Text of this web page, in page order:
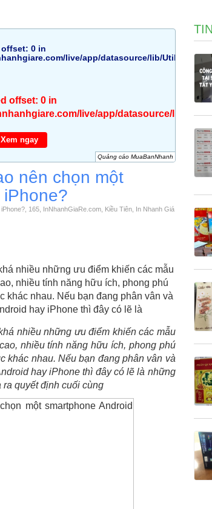
0 in
live/app/datasource/lib/Util.php
offset: 0 in
live/app/datasource/lib/
Xem ngay
Quảng cáo MuaBanNhanh
nên chọn một
165, InNhanhGiaRe.com, Kiều Tiên, In Nhanh Giá
nhiều những ưu điểm khiến các mẫu
nhiều tính năng hữu ích, phong phú
khác nhau. Nếu bạn đang phân vân và
hay iPhone thì đây có lẽ là
nhiều những ưu điểm khiến các mẫu
nhiều tính năng hữu ích, phong phú
khác nhau. Nếu bạn đang phân vân và
hay iPhone thì đây có lẽ là những
quyết định cuối cùng